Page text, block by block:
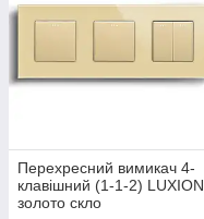
Перехресний вимикач 4-
клавішний (1-1-2) LUXION
золото скло